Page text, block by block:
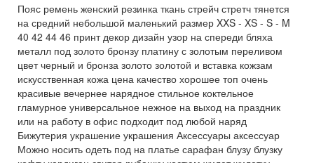
Пояс ремень женский резинка ткань стрейч стретч тянется
на средний небольшой маленький размер XXS - XS - S - M
40 42 44 46 принт декор дизайн узор на спереди бляха
металл под золото бронзу платину с золотым переливом
цвет черный и бронза золото золотой и вставка кожзам
искусственная кожа цена качество хорошее топ очень
красивые вечернее нарядное стильное коктельное
гламурное универсальное нежное на выход на праздник
или на работу в офис подходит под любой наряд
Бижутерия украшение украшения Аксессуары аксессуар
Можно носить одеть под на платье сарафан блузу блузку